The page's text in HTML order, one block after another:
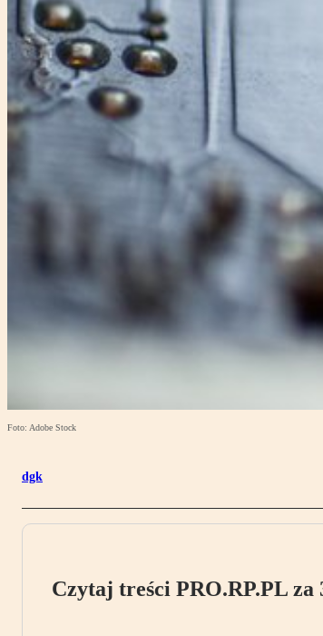
Foto: Adobe Stock
dgk
Czytaj treści PRO.RP.PL za